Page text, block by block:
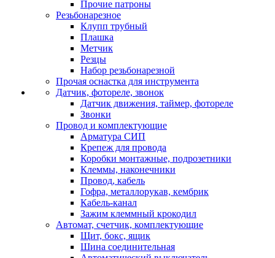
Прочие патроны
Резьбонарезное
Клупп трубный
Плашка
Метчик
Резцы
Набор резьбонарезной
Прочая оснастка для инструмента
Датчик, фотореле, звонок
Датчик движения, таймер, фотореле
Звонки
Провод и комплектующие
Арматура СИП
Крепеж для провода
Коробки монтажные, подрозетники
Клеммы, наконечники
Провод, кабель
Гофра, металлорукав, кембрик
Кабель-канал
Зажим клеммный крокодил
Автомат, счетчик, комплектующие
Щит, бокс, ящик
Шина соединительная